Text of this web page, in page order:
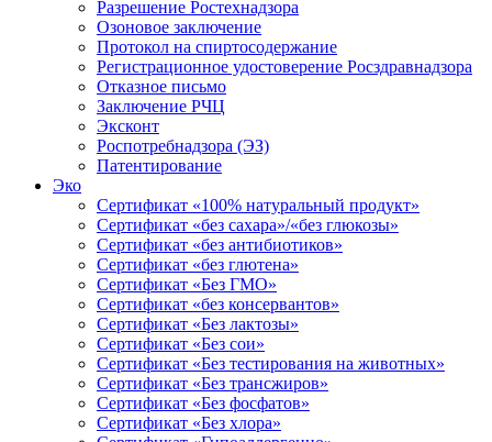
Разрешение Ростехнадзора
Озоновое заключение
Протокол на спиртосодержание
Регистрационное удостоверение Росздравнадзора
Отказное письмо
Заключение РЧЦ
Эксконт
Роспотребнадзора (ЭЗ)
Патентирование
Эко
Сертификат «100% натуральный продукт»
Сертификат «без сахара»/«без глюкозы»
Сертификат «без антибиотиков»
Сертификат «без глютена»
Сертификат «Без ГМО»
Сертификат «без консервантов»
Сертификат «Без лактозы»
Сертификат «Без сои»
Сертификат «Без тестирования на животных»
Сертификат «Без трансжиров»
Сертификат «Без фосфатов»
Сертификат «Без хлора»